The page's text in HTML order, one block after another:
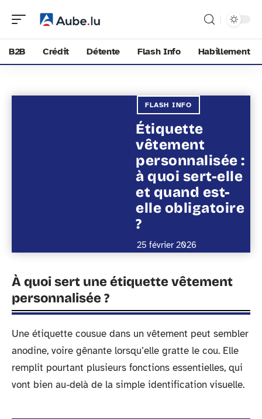
B2B Crédit Détente Flash Info Habillement
FLASH INFO
Étiquette
vêtement
personnalisée :
à quoi sert-elle
et quand est-
elle obligatoire
?
25 février 2026
À quoi sert une étiquette vêtement
personnalisée ?
Une étiquette cousue dans un vêtement peut sembler
anodine, voire gênante lorsqu’elle gratte le cou. Elle
remplit pourtant plusieurs fonctions essentielles, qui
vont bien au-delà de la simple identification visuelle.